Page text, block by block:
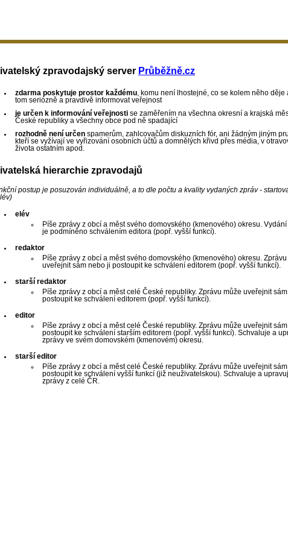
zpravodajský server Průběžně.cz
zdarma poskytuje prostor každému , komu není lhostejné, co se kolem něho děje
tom seriózně a pravdivě informovat veřejnost
je určen k informování veřejnosti se zaměřením na všechna okresní a krajská
České republiky a všechny obce pod ně spadající
rozhodně není určen spamerům, zahlcovačům diskuzních fór, ani žádným jiným
kteří se vyžívají ve vyřizování osobních účtů a domnělých křivd přes média, v
života ostatním apod.
hierarchie zpravodajů
postup je posuzován individuálně, a to dle počtu a kvality vydaných zpráv -
elév
Píše zprávy z obcí a měst svého domovského (kmenového) okresu.
je podmíněno schválením editora (popř. vyšší funkcí).
redaktor
Píše zprávy z obcí a měst svého domovského (kmenového) okresu. Zprávu
uveřejnit sám nebo ji postoupit ke schválení editorem (popř. vyšší funkcí).
starší redaktor
Píše zprávy z obcí a měst celé České republiky. Zprávu může uveřejnit
postoupit ke schválení editorem (popř. vyšší funkcí).
editor
Píše zprávy z obcí a měst celé České republiky. Zprávu může uveřejnit
postoupit ke schválení starším editorem (popř. vyšší funkcí). Schvaluje a
zprávy ve svém domovském (kmenovém) okresu.
starší editor
Píše zprávy z obcí a měst celé České republiky. Zprávu může uveřejnit
postoupit ke schválení vyšší funkcí (již neuživatelskou). Schvaluje a
zprávy z celé ČR.